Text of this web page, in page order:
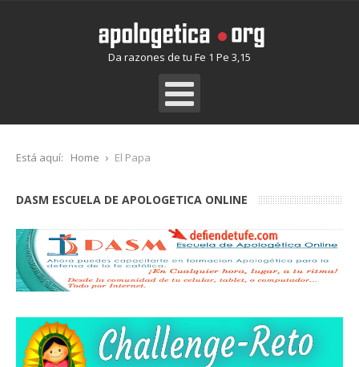
Da razones de tu Fe 1 Pe 3,15
Está aquí: Home El Papa
DASM ESCUELA DE APOLOGETICA ONLINE